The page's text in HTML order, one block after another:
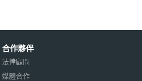
合作夥伴
法律顧問
媒體合作